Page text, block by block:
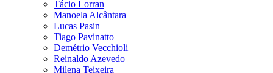
Tácio Lorran
Manoela Alcântara
Lucas Pasin
Tiago Pavinatto
Demétrio Vecchioli
Reinaldo Azevedo
Milena Teixeira